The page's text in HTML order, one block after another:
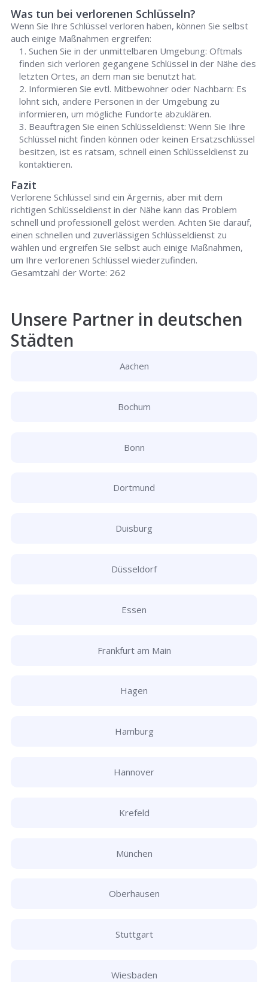
Was tun bei verlorenen Schlüsseln?
Wenn Sie Ihre Schlüssel verloren haben, können Sie selbst
auch einige Maßnahmen ergreifen:
Suchen Sie in der unmittelbaren Umgebung: Oftmals
finden sich verloren gegangene Schlüssel in der Nähe des
letzten Ortes, an dem man sie benutzt hat.
Informieren Sie evtl. Mitbewohner oder Nachbarn: Es
lohnt sich, andere Personen in der Umgebung zu
informieren, um mögliche Fundorte abzuklären.
Beauftragen Sie einen Schlüsseldienst: Wenn Sie Ihre
Schlüssel nicht finden können oder keinen Ersatzschlüssel
besitzen, ist es ratsam, schnell einen Schlüsseldienst zu
kontaktieren.
Fazit
Verlorene Schlüssel sind ein Ärgernis, aber mit dem
richtigen Schlüsseldienst in der Nähe kann das Problem
schnell und professionell gelöst werden. Achten Sie darauf,
einen schnellen und zuverlässigen Schlüsseldienst zu
wählen und ergreifen Sie selbst auch einige Maßnahmen,
um Ihre verlorenen Schlüssel wiederzufinden.
Gesamtzahl der Worte: 262
Unsere Partner in deutschen
Städten
Aachen
Bochum
Bonn
Dortmund
Duisburg
Düsseldorf
Essen
Frankfurt am Main
Hagen
Hamburg
Hannover
Krefeld
München
Oberhausen
Stuttgart
Wiesbaden